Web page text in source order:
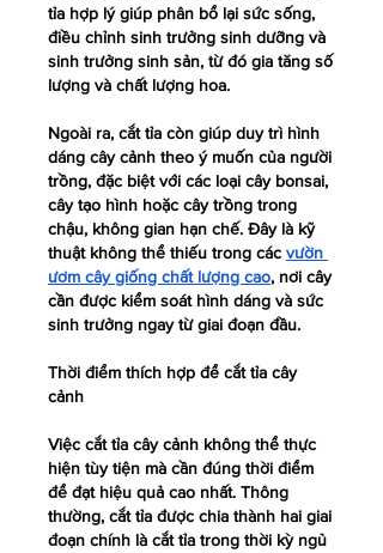
tỉa hợp lý giúp phân bổ lại sức sống,
điều chỉnh sinh trưởng sinh dưỡng và
sinh trưởng sinh sản, từ đó gia tăng số
lượng và chất lượng hoa.
Ngoài ra, cắt tỉa còn giúp duy trì hình
dáng cây cảnh theo ý muốn của người
trồng, đặc biệt với các loại cây bonsai,
cây tạo hình hoặc cây trồng trong
chậu, không gian hạn chế. Đây là kỹ
thuật không thể thiếu trong các vườn
ươm cây giống chất lượng cao, nơi cây
cần được kiểm soát hình dáng và sức
sinh trưởng ngay từ giai đoạn đầu.
Thời điểm thích hợp để cắt tỉa cây
cảnh
Việc cắt tỉa cây cảnh không thể thực
hiện tùy tiện mà cần đúng thời điểm
để đạt hiệu quả cao nhất. Thông
thường, cắt tỉa được chia thành hai giai
đoạn chính là cắt tỉa trong thời kỳ ngủ